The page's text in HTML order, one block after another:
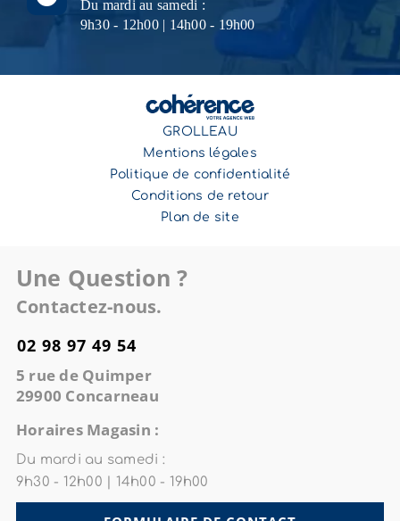
Du mardi au samedi :
9h30 - 12h00 | 14h00 - 19h00
GROLLEAU
Mentions légales
Politique de confidentialité
Conditions de retour
Plan de site
Une Question ?
Contactez-nous.
02 98 97 49 54
5 rue de Quimper
29900 Concarneau
Horaires Magasin :
Du mardi au samedi :
9h30 - 12h00 | 14h00 - 19h00